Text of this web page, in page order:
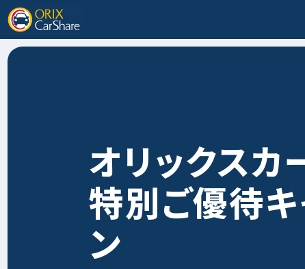
オリックスカ
特別ご優待
ン